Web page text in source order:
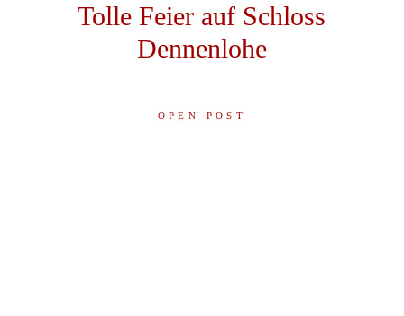
Tolle Feier auf Schloss
Dennenlohe
OPEN POST